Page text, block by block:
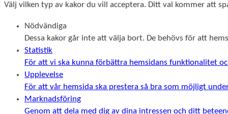
Välj vilken typ av kakor du vill acceptera. Ditt val kommer att
Nödvändiga
Dessa kakor går inte att välja bort. De behövs för att
Statistik
För att vi ska kunna förbättra hemsidans funktionalitet
Upplevelse
För att vår hemsida ska prestera så bra som möjligt
Marknadsföring
Genom att dela med dig av dina intressen och ditt